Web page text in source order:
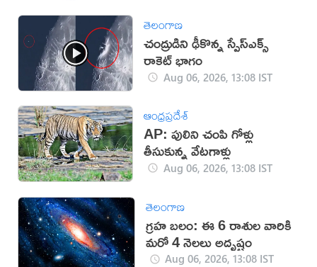
తెలంగాణ
చంద్రుడిని ఢీకొన్న స్పేస్‌ఎక్స్
రాకెట్ భాగం
Aug 06, 2026, 13:08 IST
ఆంధ్రప్రదేశ్
AP: పులిని చంపి గోళ్లు
తీసుకున్న వేటగాళ్లు
Aug 06, 2026, 13:08 IST
తెలంగాణ
గ్రహ బలం: ఈ 6 రాశుల వారికి
మరో 4 నెలలు అదృష్టం
Aug 06, 2026, 13:08 IST